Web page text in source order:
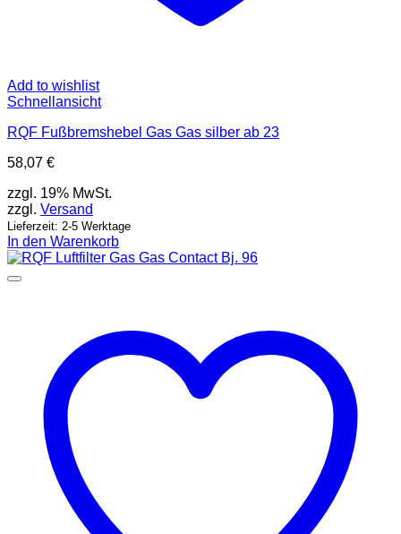
Add to wishlist
Schnellansicht
RQF Fußbremshebel Gas Gas silber ab 23
58,07 €
zzgl. 19% MwSt.
zzgl. Versand
Lieferzeit: 2-5 Werktage
In den Warenkorb